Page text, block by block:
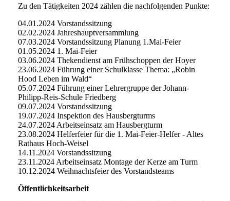
Zu den Tätigkeiten 2024 zählen die nachfolgenden Punkte:
04.01.2024 Vorstandssitzung
02.02.2024 Jahreshauptversammlung
07.03.2024 Vorstandssitzung Planung 1.Mai-Feier
01.05.2024 1. Mai-Feier
03.06.2024 Thekendienst am Frühschoppen der Hoyer
23.06.2024 Führung einer Schulklasse Thema: „Robin
Hood Leben im Wald“
05.07.2024 Führung einer Lehrergruppe der Johann-
Philipp-Reis-Schule Friedberg
09.07.2024 Vorstandssitzung
19.07.2024 Inspektion des Hausbergturms
24.07.2024 Arbeitseinsatz am Hausbergturm
23.08.2024 Helferfeier für die 1. Mai-Feier-Helfer - Altes
Rathaus Hoch-Weisel
14.11.2024 Vorstandssitzung
23.11.2024 Arbeitseinsatz Montage der Kerze am Turm
10.12.2024 Weihnachtsfeier des Vorstandsteams
Öffentlichkeitsarbeit